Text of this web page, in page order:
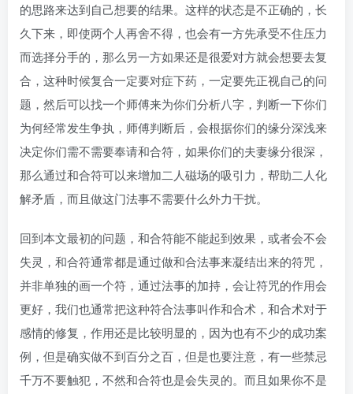
的思路来达到自己想要的结果。这样的状态是不正确的，长
久下来，即使两个人再舍不得，也会有一方先承受不住压力
而选择分手的，那么另一方如果还是很爱对方就会想要去复
合，这种时候复合一定要对症下药，一定要先正视自己的问
题，然后可以找一个师傅来为你们分析八字，判断一下你们
为何经常发生争执，师傅判断后，会根据你们的缘分深浅来
决定你们需不需要奉请和合符，如果你们的夫妻缘分很深，
那么通过和合符可以来增加二人磁场的吸引力，帮助二人化
解矛盾，而且做这门法事不需要什么外力干扰。
回到本文最初的问题，和合符能不能起到效果，或者会不会
失灵，和合符通常都是通过做和合法事来凝结出来的符咒，
并非单独的画一个符，通过法事的加持，会让符咒的作用会
更好，我们也通常把这种符合法事叫作和合术，和合术对于
感情的修复，作用还是比较明显的，因为也有不少的成功案
例，但是确实做不到百分之百，但是也要注意，有一些禁忌
千万不要触犯，不然和合符也是会失灵的。而且如果你不是